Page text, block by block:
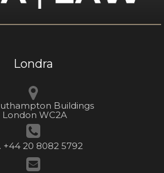
Londra
Buildings
London WC2A
+44 20 8082 5792